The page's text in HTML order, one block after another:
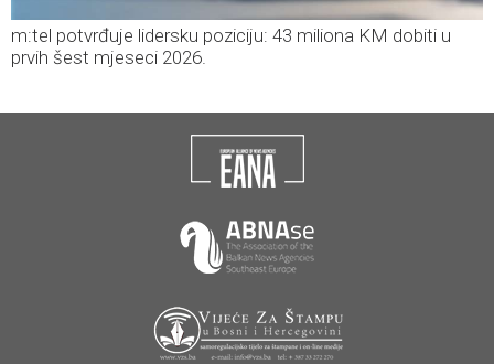
m:tel potvrđuje lidersku poziciju: 43 miliona KM dobiti u
prvih šest mjeseci 2026.